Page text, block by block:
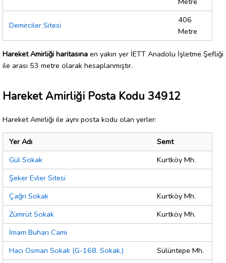
Demirciler Sitesi
406
Metre
Hareket Amirliği haritasına en yakın yer İETT Anadolu İşletme Şefliği
ile arası 53 metre olarak hesaplanmıştır.
Hareket Amirliği Posta Kodu 34912
Hareket Amirliği ile aynı posta kodu olan yerler:
Yer Adı
Semt
Gül Sokak
Kurtköy Mh.
Şeker Evler Sitesi
Çağrı Sokak
Kurtköy Mh.
Zümrüt Sokak
Kurtköy Mh.
İmam Buharı Cami
Hacı Osman Sokak (G-168. Sokak.)
Sülüntepe Mh.